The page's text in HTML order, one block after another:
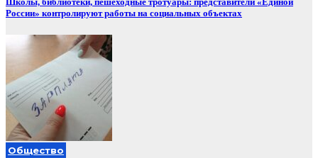
России» контролируют работы на социальных объектах
Общество